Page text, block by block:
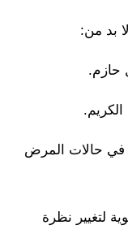
بد من:
حازم.
في حالات المرض
لتغيير نظرة